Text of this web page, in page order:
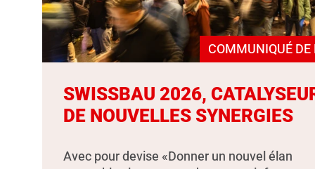
COMMUNIQUÉ DE
SWISSBAU 2026,
DE NOUVELLES SYNERGIES
Avec pour devise «Donner un nouvel élan